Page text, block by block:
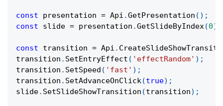
const presentation = Api .GetPresentation ( ) ;
const slide = presentation .GetSlideByIndex(0)
const transition = Api .
transition . SetEntryEffect ( 'effectRandom' ) ;
transition . SetSpeed ( 'fast' ) ;
transition . SetAdvanceOnClick(true) ;
slide. SetSlideShowTransition (transition) ;